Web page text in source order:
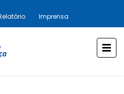
Imprensa